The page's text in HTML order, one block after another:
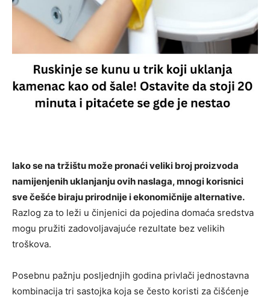
Iako se na tržištu može pronaći veliki broj proizvoda
namijenjenih uklanjanju ovih naslaga, mnogi korisnici
sve češće biraju prirodnije i ekonomičnije alternative.
Razlog za to leži u činjenici da pojedina domaća sredstva
mogu pružiti zadovoljavajuće rezultate bez velikih
troškova.
Posebnu pažnju posljednjih godina privlači jednostavna
kombinacija tri sastojka koja se često koristi za čišćenje